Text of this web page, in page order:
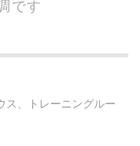
です
ス、トレーニングルー